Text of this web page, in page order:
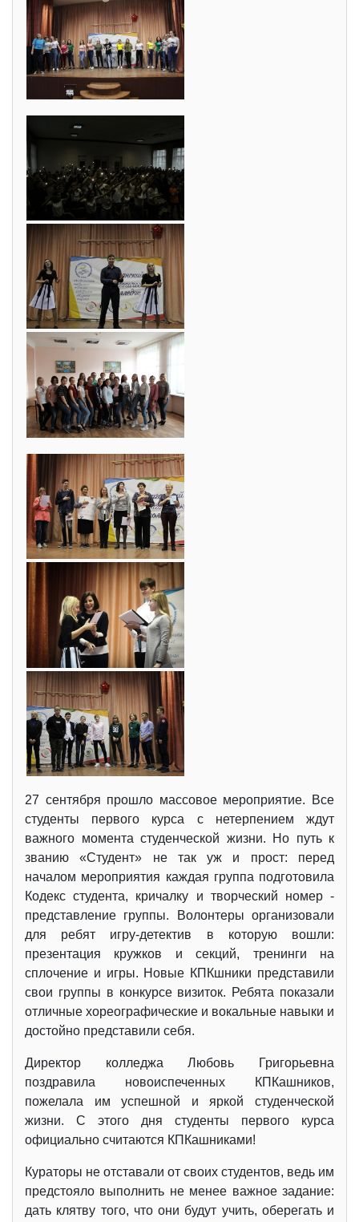
27 сентября прошло массовое мероприятие. Все
студенты первого курса с нетерпением ждут
важного момента студенческой жизни. Но путь к
званию «Студент» не так уж и прост: перед
началом мероприятия каждая группа подготовила
Кодекс студента, кричалку и творческий номер -
представление группы. Волонтеры организовали
для ребят игру-детектив в которую вошли:
презентация кружков и секций, тренинги на
сплочение и игры. Новые КПКшники представили
свои группы в конкурсе визиток. Ребята показали
отличные хореографические и вокальные навыки и
достойно представили себя.
Директор колледжа Любовь Григорьевна
поздравила новоиспеченных КПКашников,
пожелала им успешной и яркой студенческой
жизни. С этого дня студенты первого курса
официально считаются КПКашниками!
Кураторы не отставали от своих студентов, ведь им
предстояло выполнить не менее важное задание:
дать клятву того, что они будут учить, оберегать и